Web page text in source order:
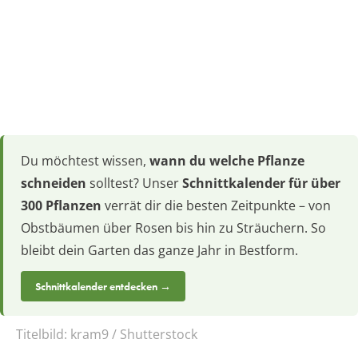
Du möchtest wissen, wann du welche Pflanze
schneiden solltest? UnserSchnittkalender für über
300 Pflanzen verrät dir die besten Zeitpunkte – von
Obstbäumen über Rosen bis hin zu Sträuchern. So
bleibt dein Garten das ganze Jahr in Bestform.
Schnittkalender entdecken →
Titelbild: kram9 / Shutterstock